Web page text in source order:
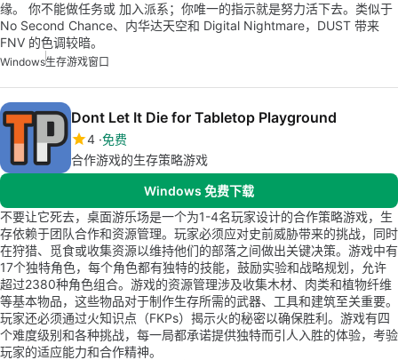
缘。 你不能做任务或 加入派系；你唯一的指示就是努力活下去。类似于
No Second Chance、内华达天空和 Digital Nightmare，DUST 带来
FNV 的色调较暗。
Windows生存游戏窗口
Dont Let It Die for Tabletop Playground
4 免费
合作游戏的生存策略游戏
Windows 免费下载
不要让它死去，桌面游乐场是一个为1-4名玩家设计的合作策略游戏，生
存依赖于团队合作和资源管理。玩家必须应对史前威胁带来的挑战，同时
在狩猎、觅食或收集资源以维持他们的部落之间做出关键决策。游戏中有
17个独特角色，每个角色都有独特的技能，鼓励实验和战略规划，允许
超过2380种角色组合。游戏的资源管理涉及收集木材、肉类和植物纤维
等基本物品，这些物品对于制作生存所需的武器、工具和建筑至关重要。
玩家还必须通过火知识点（FKPs）揭示火的秘密以确保胜利。游戏有四
个难度级别和各种挑战，每一局都承诺提供独特而引人入胜的体验，考验
玩家的适应能力和合作精神。